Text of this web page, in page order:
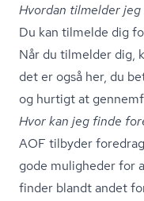
Hvordan tilmelder
Du kan tilmelde dig
Når du tilmelder dig,
det er også her, du
og hurtigt at
Hvor kan jeg finde
AOF tilbyder
gode muligheder for
finder blandt andet